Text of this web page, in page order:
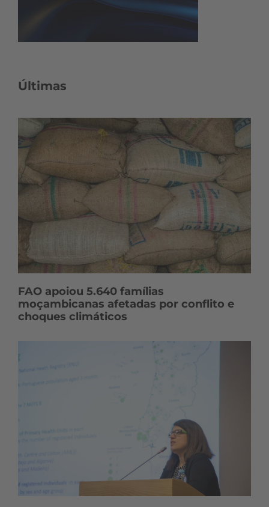
Últimas
FAO apoiou 5.640 famílias
moçambicanas afetadas por conflito e
choques climáticos